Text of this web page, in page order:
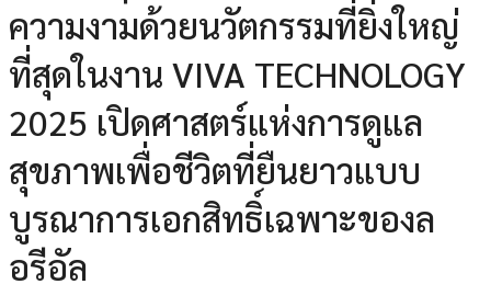
ความงามด้วยนวัตกรรมที่ยิ่งใหญ่
ที่สุดในงาน VIVA TECHNOLOGY
2025 เปิดศาสตร์แห่งการดูแล
สุขภาพเพื่อชีวิตที่ยืนยาวแบบ
บูรณาการเอกสิทธิ์เฉพาะของล
อรีอัล